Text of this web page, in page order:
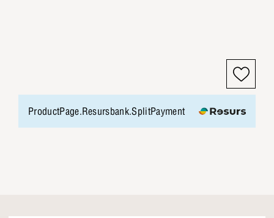
ProductPage.Resursbank.SplitPayment